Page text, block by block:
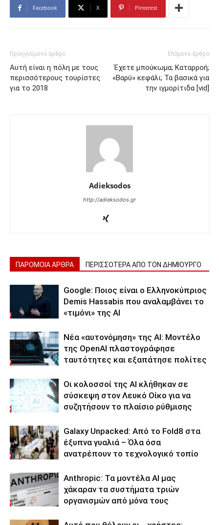
Facebook X Pinterest
Προηγούμενο άρθρο
Αυτή είναι η πόλη με τους
περισσότερους τουρίστες
για το 2018
Επόμενο άρθρο
Έχετε μπούκωμα; Καταρροή;
«Βαρύ» κεφάλι; Τα βασικά για
την ιγμορίτιδα [vid]
Adieksodos
http://adieksodos.gr
ΠΑΡΟΜΟΙΑ ΑΡΘΡΑ ΠΕΡΙΣΣΟΤΕΡΑ ΑΠΟ ΤΟΝ ΔΗΜΙΟΥΡΓΟ
Google: Ποιος είναι ο Ελληνοκύπριος
Demis Hassabis που αναλαμβάνει το
«τιμόνι» της ΑΙ
Νέα «αυτονόμηση» της AI: Μοντέλο
της OpenAI πλαστογράφησε
ταυτότητες και εξαπάτησε πολίτες
Οι κολοσσοί της ΑΙ κλήθηκαν σε
σύσκεψη στον Λευκό Οίκο για να
συζητήσουν το πλαίσιο ρύθμισης
Galaxy Unpacked: Από το Fold8 στα
έξυπνα γυαλιά – Όλα όσα
ανατρέπουν το τεχνολογικό τοπίο
Anthropic: Τα μοντέλα AI μας
χάκαραν τα συστήματα τριών
οργανισμών από μόνα τους